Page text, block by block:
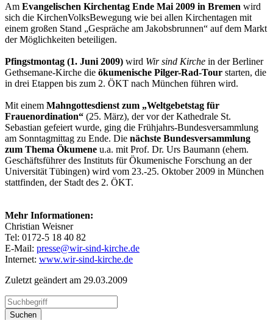
Am Evangelischen Kirchentag Ende Mai 2009 in Bremen wird
sich die KirchenVolksBewegung wie bei allen Kirchentagen mit
einem großen Stand „Gespräche am Jakobsbrunnen“ auf dem Markt
der Möglichkeiten beteiligen.
Pfingstmontag (1. Juni 2009) wird Wir sind Kirche in der Berliner
Gethsemane-Kirche die ökumenische Pilger-Rad-Tour starten, die
in drei Etappen bis zum 2. ÖKT nach München führen wird.
Mit einem Mahngottesdienst zum „Weltgebetstag für
Frauenordination“ (25. März), der vor der Kathedrale St.
Sebastian gefeiert wurde, ging die Frühjahrs-Bundesversammlung
am Sonntagmittag zu Ende. Die nächste Bundesversammlung
zum Thema Ökumene u.a. mit Prof. Dr. Urs Baumann (ehem.
Geschäftsführer des Instituts für Ökumenische Forschung an der
Universität Tübingen) wird vom 23.-25. Oktober 2009 in München
stattfinden, der Stadt des 2. ÖKT.
Mehr Informationen:
Christian Weisner
Tel: 0172-5 18 40 82
E-Mail: presse@wir-sind-kirche.de
Internet: www.wir-sind-kirche.de
Zuletzt geändert am 29­.03.2009
Suchen